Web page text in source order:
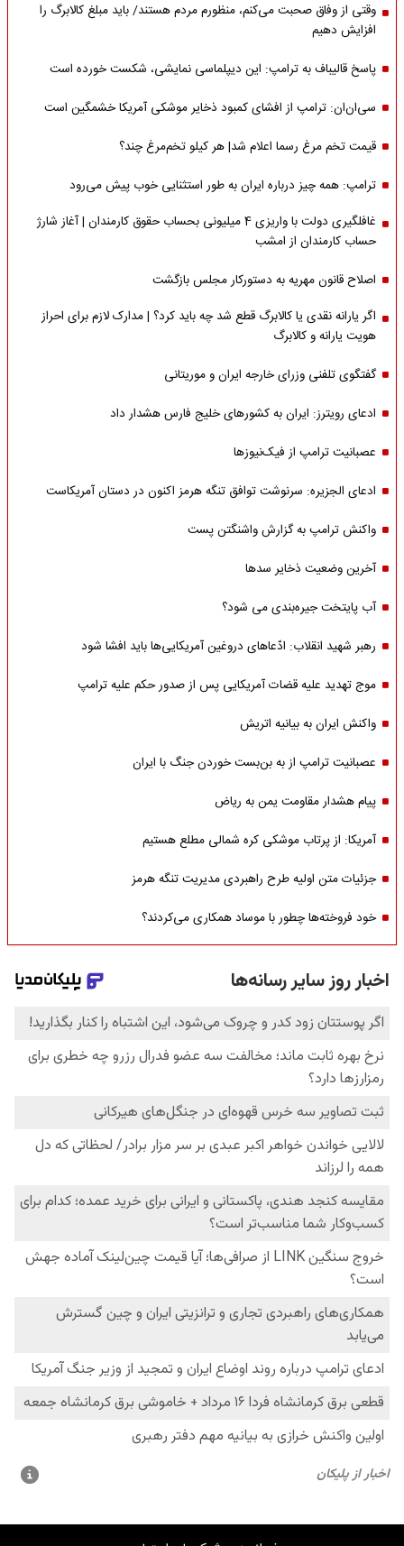
وقتی از وفاق صحبت می‌کنم، منظورم مردم هستند/ باید مبلغ کالابرگ را
افزایش دهیم
پاسخ قالیباف به ترامپ: این دیپلماسی نمایشی، شکست خورده است
سی‌ان‌ان: ترامپ از افشای کمبود ذخایر موشکی آمریکا خشمگین است
قیمت تخم مرغ رسما اعلام شد| هر کیلو تخم‌مرغ چند؟
ترامپ: همه چیز درباره ایران به طور استثنایی خوب پیش می‌رود
غافلگیری دولت با واریزی 4 میلیونی بحساب حقوق کارمندان | آغاز شارژ
حساب کارمندان از امشب
اصلاح قانون مهریه به دستورکار مجلس بازگشت
اگر یارانه نقدی یا کالابرگ قطع شد چه باید کرد؟ | مدارک لازم برای احراز
هویت یارانه و کالابرگ
گفتگوی تلفنی وزرای خارجه ایران و موریتانی
ادعای رویترز: ایران به کشورهای خلیج فارس هشدار داد
عصبانیت ترامپ از فیک‌نیوزها
ادعای الجزیره: سرنوشت توافق تنگه هرمز اکنون در دستان آمریکاست
واکنش ترامپ به گزارش واشنگتن پست
آخرین وضعیت ذخایر سدها
آب پایتخت جیره‌بندی می شود؟
رهبر شهید انقلاب: ادّعاهای دروغین آمریکایی‌ها باید افشا شود
موج تهدید علیه قضات آمریکایی پس از صدور حکم علیه ترامپ
واکنش ایران به بیانیه اتریش
عصبانیت ترامپ از به بن‌بست خوردن جنگ با ایران
پیام هشدار مقاومت یمن به ریاض
آمریکا: از پرتاب موشکی کره شمالی مطلع هستیم
جزئیات متن اولیه طرح راهبردی مدیریت تنگه هرمز
خود فروخته‌ها چطور با موساد همکاری می‌کردند؟